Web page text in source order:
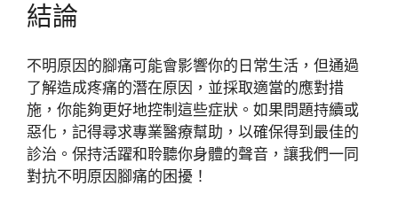
結論
不明原因的腳痛可能會影響你的日常生活，但通過
了解造成疼痛的潛在原因，並採取適當的應對措
施，你能夠更好地控制這些症狀。如果問題持續或
惡化，記得尋求專業醫療幫助，以確保得到最佳的
診治。保持活躍和聆聽你身體的聲音，讓我們一同
對抗不明原因腳痛的困擾！